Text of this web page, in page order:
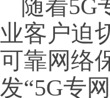
随着5G
业客户迫
可靠网络
发“5G专